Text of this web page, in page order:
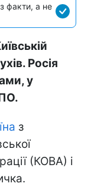
факти, а не
Росія
у
з
(КОВА) і